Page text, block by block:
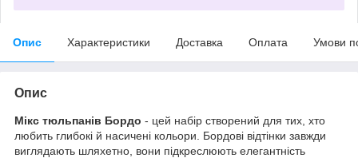
Опис Характеристики Доставка Оплата Умови
Опис
Мікс тюльпанів Бордо - цей набір створений для тих, хто
любить глибокі й насичені кольори. Бордові відтінки завжди
виглядають шляхетно, вони підкреслюють елегантність